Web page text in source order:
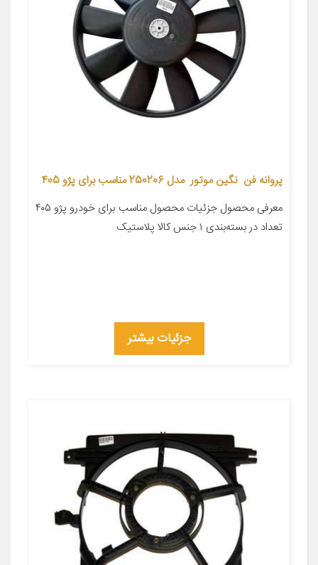
پروانه فن نگین موتور مدل 250206 مناسب برای پژو 405
معرفی محصول جزئیات محصول مناسب برای خودرو پژو ۴۰۵
تعداد در بسته‌بندی ۱ جنس کالا پلاستیک
جزئیات بیشتر